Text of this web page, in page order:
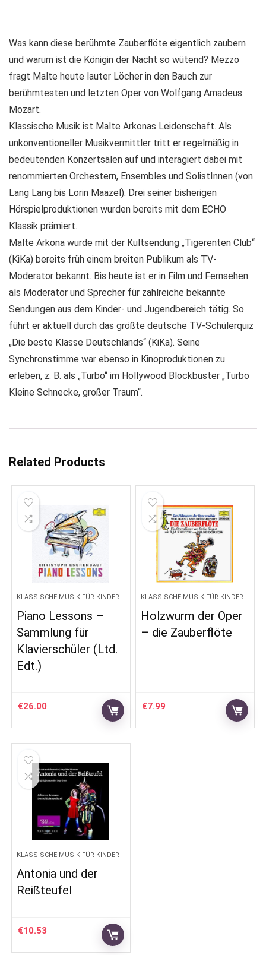
Was kann diese berühmte Zauberflöte eigentlich zaubern
und warum ist die Königin der Nacht so wütend? Mezzo
fragt Malte heute lauter Löcher in den Bauch zur
berühmtesten und letzten Oper von Wolfgang Amadeus
Mozart.
Klassische Musik ist Malte Arkonas Leidenschaft. Als
unkonventioneller Musikvermittler tritt er regelmäßig in
bedeutenden Konzertsälen auf und interagiert dabei mit
renommierten Orchestern, Ensembles und SolistInnen (von
Lang Lang bis Lorin Maazel). Drei seiner bisherigen
Hörspielproduktionen wurden bereits mit dem ECHO
Klassik prämiert.
Malte Arkona wurde mit der Kultsendung „Tigerenten Club“
(KiKa) bereits früh einem breiten Publikum als TV-
Moderator bekannt. Bis heute ist er in Film und Fernsehen
als Moderator und Sprecher für zahlreiche bekannte
Sendungen aus dem Kinder- und Jugendbereich tätig. So
führt er aktuell durch das größte deutsche TV-Schülerquiz
„Die beste Klasse Deutschlands“ (KiKa). Seine
Synchronstimme war ebenso in Kinoproduktionen zu
erleben, z. B. als „Turbo“ im Hollywood Blockbuster „Turbo
Kleine Schnecke, großer Traum“.
Related Products
KLASSISCHE MUSIK FÜR KINDER
Piano Lessons –
Sammlung für
Klavierschüler (Ltd.
Edt.)
€26.00
KLASSISCHE MUSIK FÜR KINDER
Holzwurm der Oper
– die Zauberflöte
€7.99
KLASSISCHE MUSIK FÜR KINDER
Antonia und der
Reißteufel
€10.53